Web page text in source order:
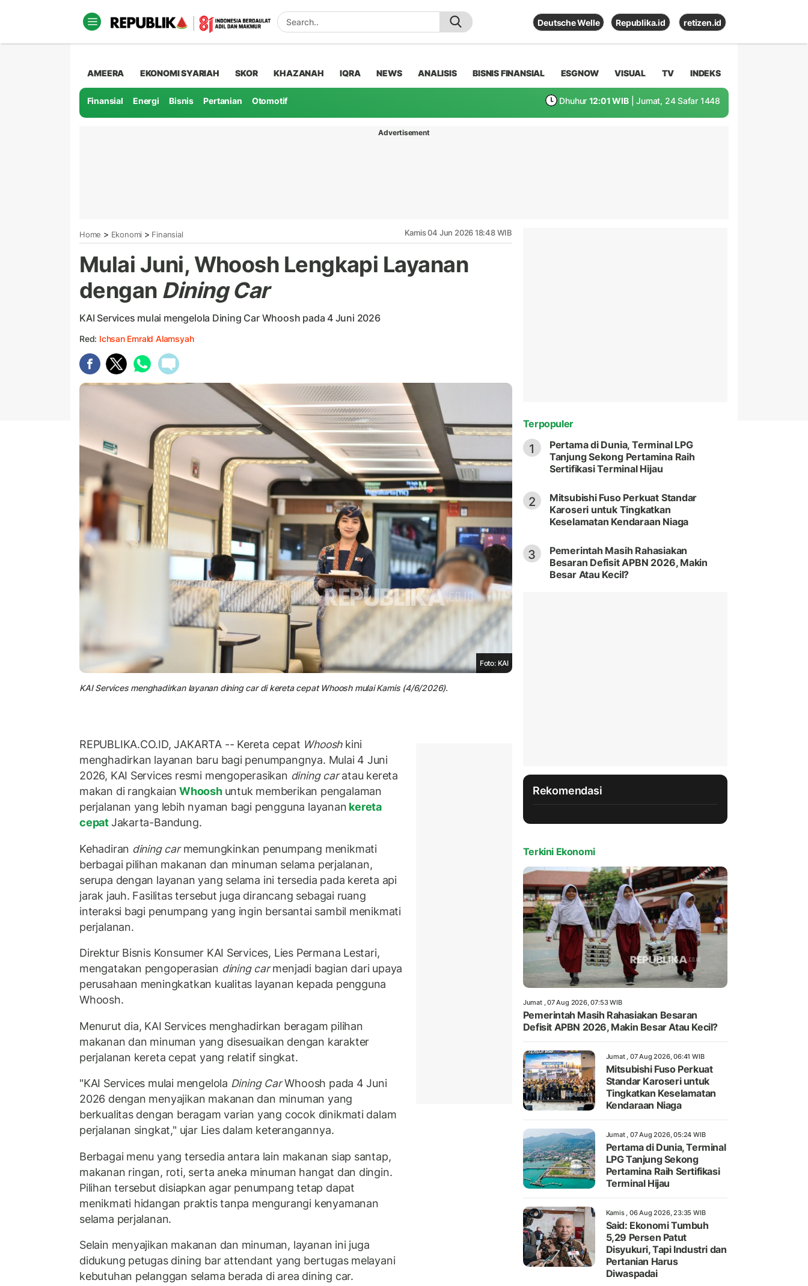
Deutsche Welle Republika.id retizen.id
AMEERA EKONOMI SYARIAH SKOR KHAZANAH IQRA NEWS ANALISIS BISNIS FINANSIAL ESGNOW VISUAL TV INDEKS
Finansial Energi Bisnis Pertanian Otomotif Dhuhur 12:01 WIB | Jumat, 24 Safar 1448
Advertisement
Home > Ekonomi > Finansial Kamis 04 Jun 2026 18:48 WIB
Mulai Juni, Whoosh Lengkapi Layanan
dengan Dining Car
KAI Services mulai mengelola Dining Car Whoosh pada 4 Juni 2026
Red: Ichsan Emrald Alamsyah
Foto: KAI
KAI Services menghadirkan layanan dining car di kereta cepat Whoosh mulai Kamis (4/6/2026).
REPUBLIKA.CO.ID, JAKARTA -- Kereta cepat Whooshkini
menghadirkan layanan baru bagi penumpangnya. Mulai 4 Juni
2026, KAI Services resmi mengoperasikan dining caratau kereta
makan di rangkaian Whoosh untuk memberikan pengalaman
perjalanan yang lebih nyaman bagi pengguna layanan kereta
cepatJakarta-Bandung.
Kehadiran dining carmemungkinkan penumpang menikmati
berbagai pilihan makanan dan minuman selama perjalanan,
serupa dengan layanan yang selama ini tersedia pada kereta api
jarak jauh. Fasilitas tersebut juga dirancang sebagai ruang
interaksi bagi penumpang yang ingin bersantai sambil menikmati
perjalanan.
Direktur Bisnis Konsumer KAI Services, Lies Permana Lestari,
mengatakan pengoperasian dining carmenjadi bagian dari upaya
perusahaan meningkatkan kualitas layanan kepada pengguna
Whoosh.
Menurut dia, KAI Services menghadirkan beragam pilihan
makanan dan minuman yang disesuaikan dengan karakter
perjalanan kereta cepat yang relatif singkat.
"KAI Services mulai mengelola Dining CarWhoosh pada 4 Juni
2026 dengan menyajikan makanan dan minuman yang
berkualitas dengan beragam varian yang cocok dinikmati dalam
perjalanan singkat," ujar Lies dalam keterangannya.
Berbagai menu yang tersedia antara lain makanan siap santap,
makanan ringan, roti, serta aneka minuman hangat dan dingin.
Pilihan tersebut disiapkan agar penumpang tetap dapat
menikmati hidangan praktis tanpa mengurangi kenyamanan
selama perjalanan.
Selain menyajikan makanan dan minuman, layanan ini juga
didukung petugas dining bar attendant yang bertugas melayani
kebutuhan pelanggan selama berada di area dining car.
Terpopuler
1
Pertama di Dunia, Terminal LPG
Tanjung Sekong Pertamina Raih
Sertifikasi Terminal Hijau
2
Mitsubishi Fuso Perkuat Standar
Karoseri untuk Tingkatkan
Keselamatan Kendaraan Niaga
3
Pemerintah Masih Rahasiakan
Besaran Defisit APBN 2026, Makin
Besar Atau Kecil?
Rekomendasi
Terkini Ekonomi
Jumat , 07 Aug 2026, 07:53 WIB
Pemerintah Masih Rahasiakan Besaran
Defisit APBN 2026, Makin Besar Atau Kecil?
Jumat , 07 Aug 2026, 06:41 WIB
Mitsubishi Fuso Perkuat
Standar Karoseri untuk
Tingkatkan Keselamatan
Kendaraan Niaga
Jumat , 07 Aug 2026, 05:24 WIB
Pertama di Dunia, Terminal
LPG Tanjung Sekong
Pertamina Raih Sertifikasi
Terminal Hijau
Kamis , 06 Aug 2026, 23:35 WIB
Said: Ekonomi Tumbuh
5,29 Persen Patut
Disyukuri, Tapi Industri dan
Pertanian Harus
Diwaspadai